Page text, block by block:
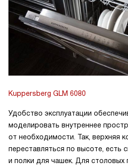
Kuppersberg GLM 6080
Удобство эксплуатации
моделировать внутреннее
от необходимости. Так, верхняя
переставляться по высоте, есть
и полки для чашек. Для